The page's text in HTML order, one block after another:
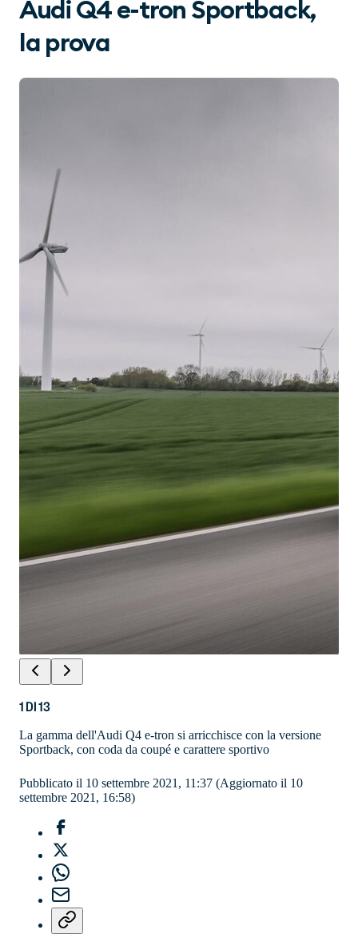
Audi Q4 e-tron Sportback,
la prova
1DI13
La gamma dell'Audi Q4 e-tron si arricchisce con la versione
Sportback, con coda da coupé e carattere sportivo
Pubblicato il 10 settembre 2021, 11:37 (Aggiornato il 10
settembre 2021, 16:58)